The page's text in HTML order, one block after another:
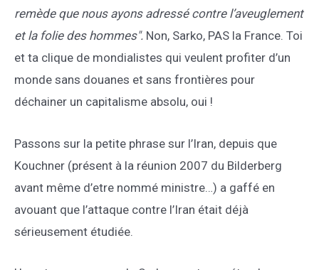
remède que nous ayons adressé contre l’aveuglement
et la folie des hommes". Non, Sarko, PAS la France. Toi
et ta clique de mondialistes qui veulent profiter d’un
monde sans douanes et sans frontières pour
déchainer un capitalisme absolu, oui !
Passons sur la petite phrase sur l’Iran, depuis que
Kouchner (présent à la réunion 2007 du Bilderberg
avant même d’etre nommé ministre…) a gaffé en
avouant que l’attaque contre l’Iran était déjà
sérieusement étudiée.